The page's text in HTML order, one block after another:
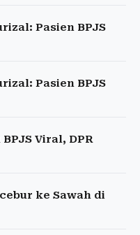
Pasien BPJS
Pasien BPJS
Viral, DPR
ke Sawah di